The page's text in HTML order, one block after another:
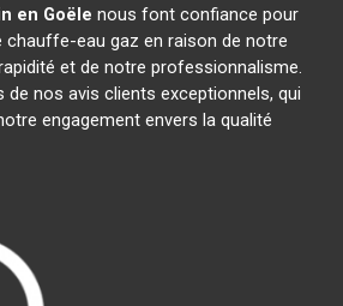
en Goële nous font confiance pour
chauffe-eau gaz en raison de notre
et de notre professionnalisme.
nos avis clients exceptionnels, qui
engagement envers la qualité